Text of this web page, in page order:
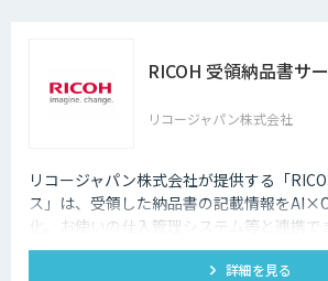
た電子保存）：＋月額
300円～（消費税別）RICOH 受領納品書サ
リコージャパン株式会社
リコージャパン株式会社が提供する「
ス」は、受領した納品書の記載情報を
化。お使いの仕入管理システム等と連携
の効率化、ミス削減を実現します。
詳細を見る